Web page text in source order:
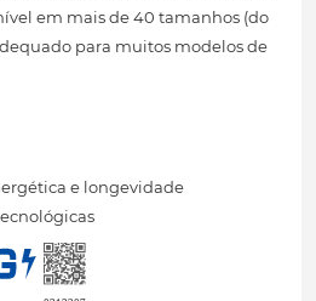
em mais de 40 tamanhos (do
para muitos modelos de
e longevidade